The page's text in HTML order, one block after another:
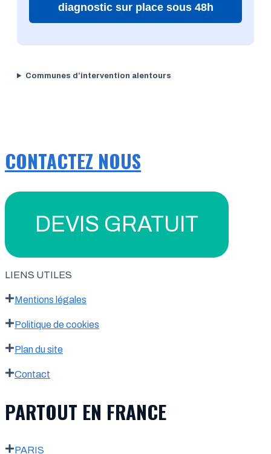
diagnostic sur place sous 48h
Communes d’intervention alentours
CONTACTEZ NOUS
DEVIS GRATUIT
LIENS UTILES
Mentions légales
Politique de cookies
Plan du site
Contact
PARTOUT EN FRANCE
PARIS